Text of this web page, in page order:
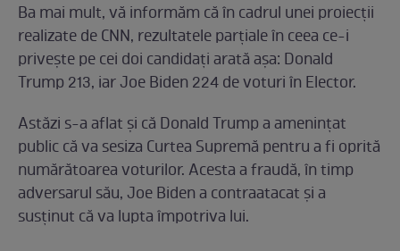
Ba mai mult, vă informăm că în cadrul unei proiecții
realizate de CNN, rezultatele parțiale în ceea ce-i
privește pe cei doi candidați arată așa: Donald
Trump 213, iar Joe Biden 224 de voturi în Elector.
Astăzi s-a aflat și că Donald Trump a amenințat
public că va sesiza Curtea Supremă pentru a fi oprită
numărătoarea voturilor. Acesta a fraudă, în timp
adversarul său, Joe Biden a contraatacat și a
susținut că va lupta împotriva lui.